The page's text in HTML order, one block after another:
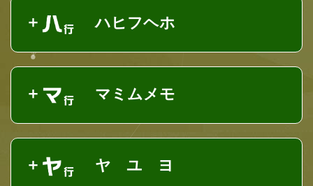
ハヒフヘホ
マミムメモ
ヤ ユ ヨ